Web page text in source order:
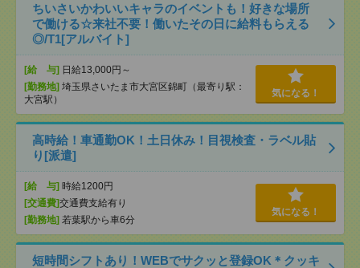
ちいさいかわいいキャラのイベントも！好きな場所
で働ける☆来社不要！働いたその日に給料もらえる
◎/T1[アルバイト]
[給 与] 日給13,000円～
[勤務地] 埼玉県さいたま市大宮区錦町（最寄り駅：
大宮駅）
気になる！
高時給！車通勤OK！土日休み！目視検査・ラベル貼
り[派遣]
[給 与] 時給1200円
[交通費]交通費支給有り
[勤務地] 若葉駅から車6分
気になる！
短時間シフトあり！WEBでサクッと登録OK＊クッキ